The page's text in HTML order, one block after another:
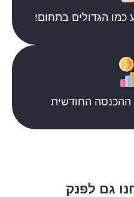
כמו הגדולים בתחום!
החודשית
גם לפנק